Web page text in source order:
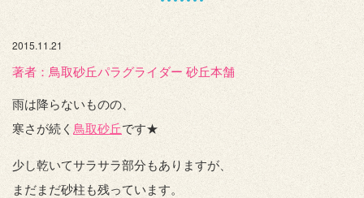
2015.11.21
著者：️鳥取砂丘パラグライダー 砂丘本舗
雨は降らないものの、
寒さが続く 鳥取砂丘です★
少し乾いてサラサラ部分もありますが、
まだまだ砂柱も残っています。